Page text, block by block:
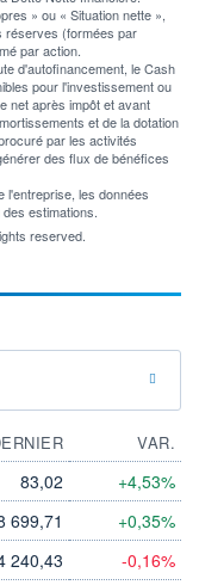
» ou « Situation nette »,
réserves (formées par
par action.
d'autofinancement, le Cash
pour l'investissement ou
net après impôt et avant
et de la dotation
par les activités
des flux de bénéfices
l'entreprise, les données
estimations.
reserved.
VAR.
83,02 +4,53%
699,71 +0,35%
240,43 -0,16%